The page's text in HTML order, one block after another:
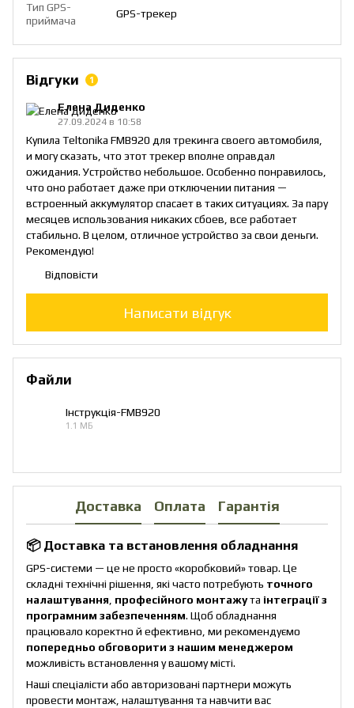
Тип GPS-
приймача
GPS-трекер
Відгуки 1
Елена Диденко
27.09.2024 в 10:58
Купила Teltonika FMB920 для трекинга своего автомобиля,
и могу сказать, что этот трекер вполне оправдал
ожидания. Устройство небольшое. Особенно понравилось,
что оно работает даже при отключении питания —
встроенный аккумулятор спасает в таких ситуациях. За пару
месяцев использования никаких сбоев, все работает
стабильно. В целом, отличное устройство за свои деньги.
Рекомендую!
Відповісти
Написати відгук
Файли
Інструкція-FMB920
1.1 МБ
Доставка Оплата Гарантія
📦 Доставка та встановлення обладнання
GPS-системи — це не просто «коробковий» товар. Це
складні технічні рішення, які часто потребують точного
налаштування, професійного монтажута інтеграції з
програмним забезпеченням. Щоб обладнання
працювало коректно й ефективно, ми рекомендуємо
попередньо обговорити з нашим менеджером
можливість встановлення у вашому місті.
Наші спеціалісти або авторизовані партнери можуть
провести монтаж, налаштування та навчити вас